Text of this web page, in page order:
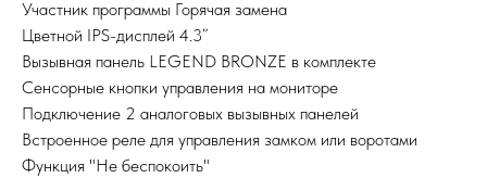
Участник программы Горячая замена
Цветной IPS-дисплей 4.3”
Вызывная панель LEGEND BRONZE в комплекте
Сенсорные кнопки управления на мониторе
Подключение 2 аналоговых вызывных панелей
Встроенное реле для управления замком или воротами
Функция "Не беспокоить"